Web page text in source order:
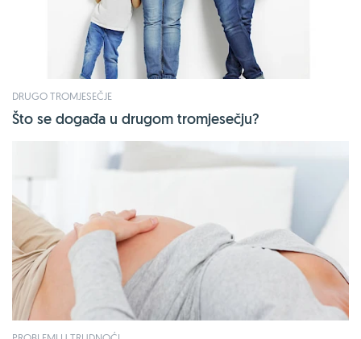
DRUGO TROMJESEČJE
Što se događa u drugom tromjesečju?